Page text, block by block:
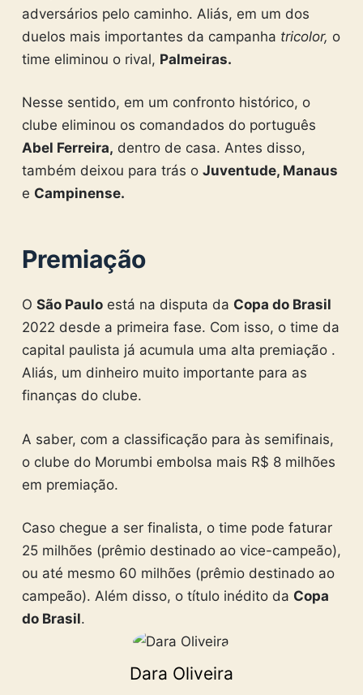
adversários pelo caminho. Aliás, em um dos
duelos mais importantes da campanha tricolor, o
time eliminou o rival, Palmeiras.
Nesse sentido, em um confronto histórico, o
clube eliminou os comandados do português
Abel Ferreira, dentro de casa. Antes disso,
também deixou para trás o Juventude, Manaus
e Campinense.
Premiação
O São Pauloestá na disputa da Copa do Brasil
2022 desde a primeira fase. Com isso, o time da
capital paulista já acumula uma alta premiação .
Aliás, um dinheiro muito importante para as
finanças do clube.
A saber, com a classificação para às semifinais,
o clube do Morumbi embolsa mais R$ 8 milhões
em premiação.
Caso chegue a ser finalista, o time pode faturar
25 milhões (prêmio destinado ao vice-campeão),
ou até mesmo 60 milhões (prêmio destinado ao
campeão). Além disso, o título inédito da Copa
do Brasil.
Dara Oliveira